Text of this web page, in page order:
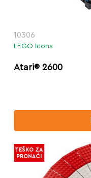
10306
LEGO Icons
Atari® 2600
TEŠKO ZA
PRONAĆI